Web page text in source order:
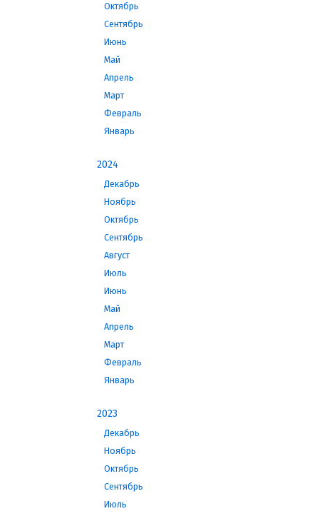
Октябрь
Сентябрь
Июнь
Май
Апрель
Март
Февраль
Январь
2024
Декабрь
Ноябрь
Октябрь
Сентябрь
Август
Июль
Июнь
Май
Апрель
Март
Февраль
Январь
2023
Декабрь
Ноябрь
Октябрь
Сентябрь
Июль